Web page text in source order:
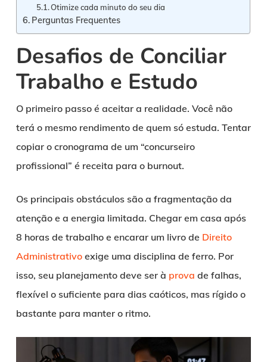
Otimize cada minuto do seu dia
Perguntas Frequentes
Desafios de Conciliar
Trabalho e Estudo
O primeiro passo é aceitar a realidade. Você não
terá o mesmo rendimento de quem só estuda. Tentar
copiar o cronograma de um “concurseiro
profissional” é receita para o burnout.
Os principais obstáculos são a fragmentação da
atenção e a energia limitada. Chegar em casa após
8 horas de trabalho e encarar um livro de Direito
Administrativoexige uma disciplina de ferro. Por
isso, seu planejamento deve ser à prova de falhas,
flexível o suficiente para dias caóticos, mas rígido o
bastante para manter o ritmo.